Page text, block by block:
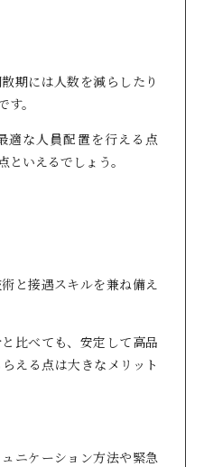
期には人数を減らしたり
。
適な人員配置を行える点
といえるでしょう。
と接遇スキルを兼ね備え
比べても、安定して高品
える点は大きなメリット
ニケーション方法や緊急